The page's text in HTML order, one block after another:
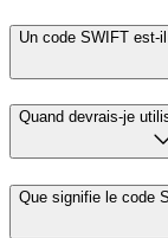
Un code SWIFT est-
Quand devrais-je
Que signifie le code